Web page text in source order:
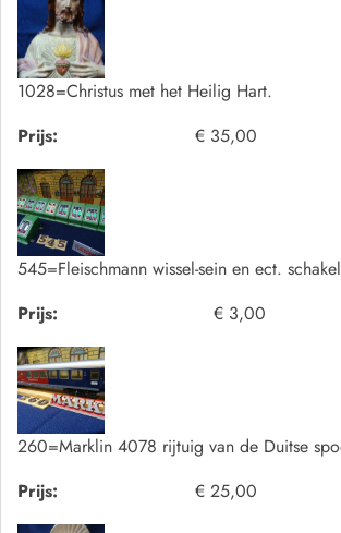
1028=Christus met het Heilig Hart.
Prijs:
€ 35,00
545=Fleischmann wissel-sein en ect.
Prijs:
€ 3,00
260=Marklin 4078 rijtuig van de Duitse
Prijs:
€ 25,00